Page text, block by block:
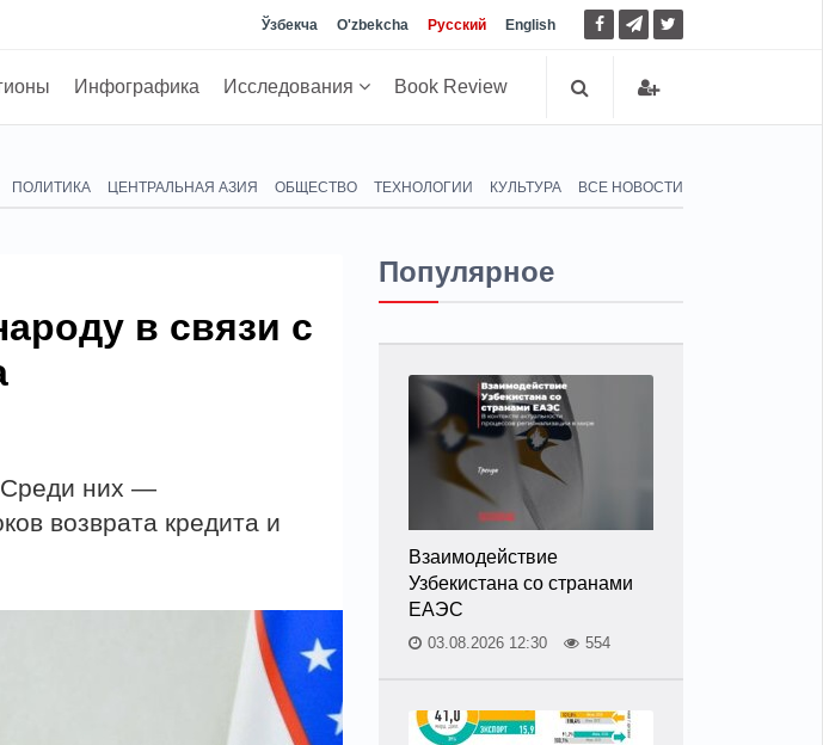
Ўзбекча O'zbekcha Русский English
Инфографика Исследования Book Review
ПОЛИТИКА ЦЕНТРАЛЬНАЯ АЗИЯ ОБЩЕСТВО ТЕХНОЛОГИИ КУЛЬТУРА ВСЕ НОВОСТИ
в связи с
Среди них —
возврата кредита и
Популярное
Взаимодействие
Узбекистана со странами
ЕАЭС
03.08.2026 12:30 554